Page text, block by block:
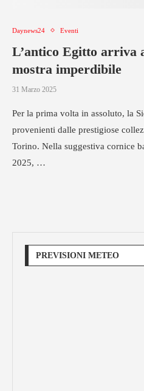
Daynews24 Eventi
L’antico Egitto arriva
mostra imperdibile
31 Marzo 2025
Per la prima volta in assoluto, la
provenienti dalle prestigiose
Torino. Nella suggestiva cornice
2025, …
PREVISIONI METEO